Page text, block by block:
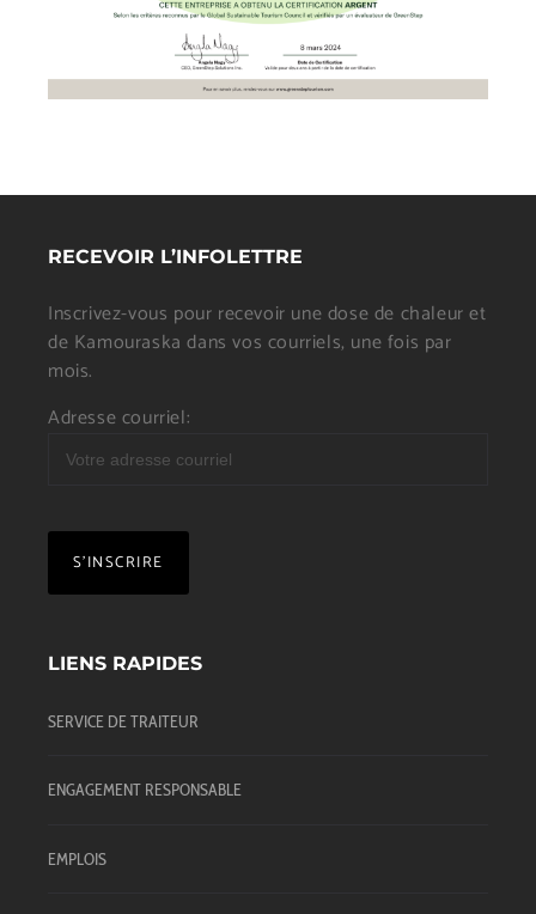
RECEVOIR L’INFOLETTRE
Inscrivez-vous pour recevoir une dose de chaleur et
de Kamouraska dans vos courriels, une fois par
mois.
Adresse courriel:
LIENS RAPIDES
SERVICE DE TRAITEUR
ENGAGEMENT RESPONSABLE
EMPLOIS